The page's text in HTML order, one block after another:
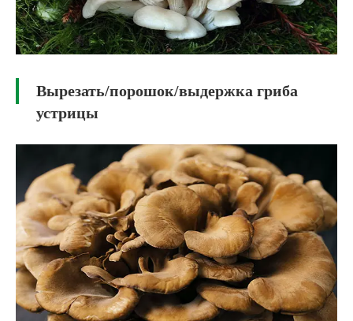
Вырезать/порошок/выдержка гриба
устрицы